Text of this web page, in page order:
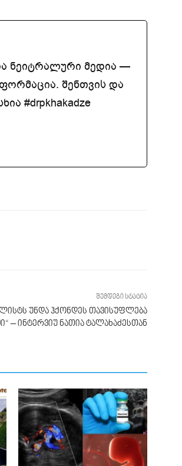
ნეიტრალური მედია —
შენთვის და
#drpkhakadze
შემდეგი სტატია
უნდა ჰქონდეს თავისუფლება
– ინტერვიუ ნათია ტალახაძესთან